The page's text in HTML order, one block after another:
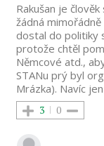
Rakušan je
žádná
dostal do politiky
protože chtěl
Němcové atd.,
STANu prý byl
Mrázka). Navíc
3 0